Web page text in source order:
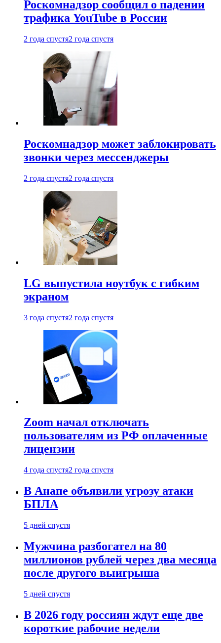
Роскомнадзор сообщил о падении
трафика YouTube в России
2 года спустя2 года спустя
Роскомнадзор может заблокировать
звонки через мессенджеры
2 года спустя2 года спустя
LG выпустила ноутбук с гибким
экраном
3 года спустя2 года спустя
Zoom начал отключать
пользователям из РФ оплаченные
лицензии
4 года спустя2 года спустя
В Анапе объявили угрозу атаки
БПЛА
5 дней спустя
Мужчина разбогател на 80
миллионов рублей через два месяца
после другого выигрыша
5 дней спустя
В 2026 году россиян ждут еще две
короткие рабочие недели